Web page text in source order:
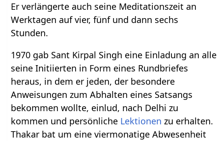
Er verlängerte auch seine Meditationszeit an
Werktagen auf vier, fünf und dann sechs
Stunden.
1970 gab Sant Kirpal Singh eine Einladung an alle
seine Initiierten in Form eines Rundbriefes
heraus, in dem er jeden, der besondere
Anweisungen zum Abhalten eines Satsangs
bekommen wollte, einlud, nach Delhi zu
kommen und persönliche Lektionen zu erhalten.
Thakar bat um eine viermonatige Abwesenheit